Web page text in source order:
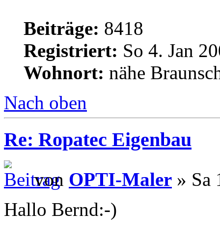
Beiträge: 8418
Registriert: So 4. Jan
Wohnort: nähe
Nach oben
Re: Ropatec Eigenbau
von OPTI-Maler » Sa
Hallo Bernd:-)